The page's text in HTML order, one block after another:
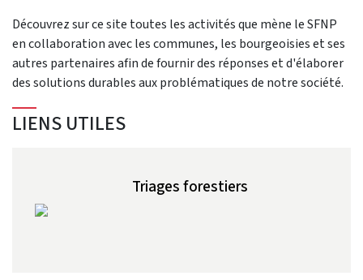
Découvrez sur ce site toutes les activités que mène le SFNP
en collaboration avec les communes, les bourgeoisies et ses
autres partenaires afin de fournir des réponses et d'élaborer
des solutions durables aux problématiques de notre société.
LIENS UTILES
Triages forestiers